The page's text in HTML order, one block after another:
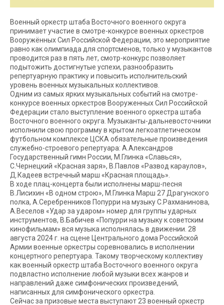
Военный оркестр штаба Восточного военного округа
принимает участие в смотре-конкурсе военных оркестров
Вооружённых Сил Российской Федерации, это мероприятие
равно как олимпиада для спортсменов, только у музыкантов
проводится раз в пять лет, смотр-конкурс позволяет
подытожить достигнутые успехи, разнообразить
репертуарную практику и повысить исполнительский
уровень военных музыкальных коллективов.
Одним из самых ярких музыкальных событий на смотре-
конкурсе военных оркестров Вооруженных Сил Российской
Федерации стало выступление военного оркестра штаба
Восточного военного округа. Музыканты-дальневосточники
исполнили свою программу в крытом легкоатлетическом
футбольном комплексе ЦСКА обязательные произведения
служебно-строевого репертуара: А.Александров
Государственный гимн России, М.Глинка «Славься»,
С.Чернецкий «Красная заря», В.Павлов «Развод караулов»,
Д.Кадеев встречный марш «Красная площадь».
В ходе плац-концерта были исполнены марш-песня
В.Лисихин «В одном строю», М.Глинка Марш 27 Драгунского
полка, А.Серебренников Попурри на музыку С.Рахманинова,
А.Веселов «Удар за ударом» номер для группы ударных
инструментов, В.Бабичев «Попурри на музыку к советским
кинофильмам» вся музыка исполнялась в движении. 28
августа 2024 г. на сцене Центрального дома Российской
Армии военные оркестры соревновались в исполнении
концертного репертуара. Такому творческому коллективу
как военный оркестр штаба Восточного военного округа
подвластно исполнение любой музыки всех жанров и
направлений даже симфонических произведений,
написанных для симфонического оркестра.
Сейчас за призовые места выступают 23 военный оркестр